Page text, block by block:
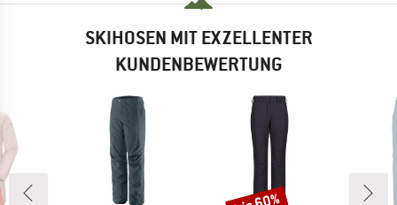
SKIHOSEN MIT EXZELLENTER
KUNDENBEWERTUNG
Rabatt